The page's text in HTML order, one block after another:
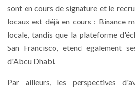
sont en cours de signature et le
locaux est déjà en cours : Binance
locale, tandis que la plateforme
San Francisco, étend également
d'Abou Dhabi.
Par ailleurs, les perspectives